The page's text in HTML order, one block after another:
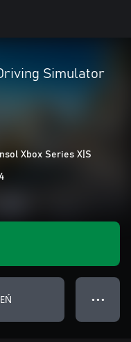
Simulator
Xbox Series X|S
● ● ●